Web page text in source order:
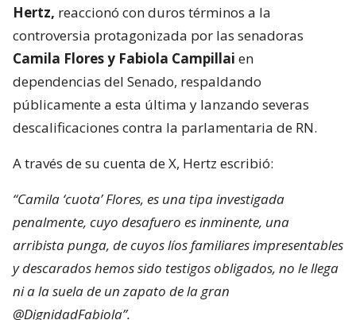
Hertz, reaccionó con duros términos a la
controversia protagonizada por las senadoras
Camila Flores y Fabiola Campillai en
dependencias del Senado, respaldando
públicamente a esta última y lanzando severas
descalificaciones contra la parlamentaria de RN.
A través de su cuenta de X, Hertz escribió:
“Camila ‘cuota’ Flores, es una tipa investigada
penalmente, cuyo desafuero es inminente, una
arribista punga, de cuyos líos familiares impresentables
y descarados hemos sido testigos obligados, no le llega
ni a la suela de un zapato de la gran
@DignidadFabiola”.